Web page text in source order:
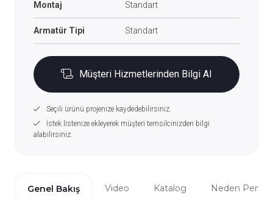
Montaj Standart
Armatür Tipi Standart
Müşteri Hizmetlerinden Bilgi Al
Seçili ürünü projenize kaydedebilirsiniz.
İstek listenize ekleyerek müşteri temsilcinizden bilgi
alabilirsiniz.
Genel Bakış Video Katalog Neden Penta?